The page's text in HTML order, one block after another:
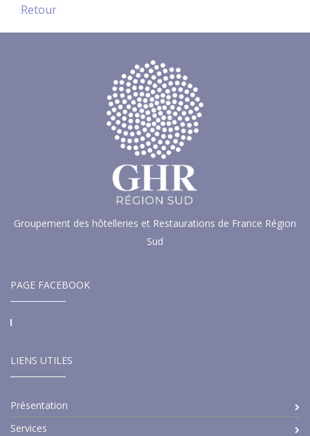
Retour
Groupement des hôtelleries et Restaurations de France Région
Sud
PAGE FACEBOOK
LIENS UTILES
Présentation
Services